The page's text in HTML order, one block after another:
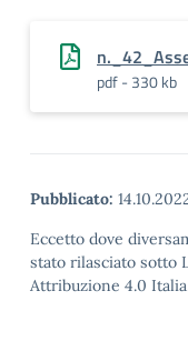
pdf - 330 kb
Pubblicato:
Eccetto dove
stato rilasciato sotto
Attribuzione 4.0